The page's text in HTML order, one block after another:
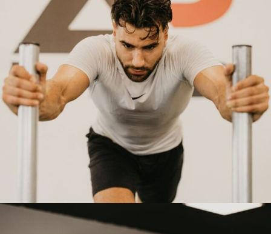
AP LAB TERETANA
BESPLATNI
PROBNI TRENING